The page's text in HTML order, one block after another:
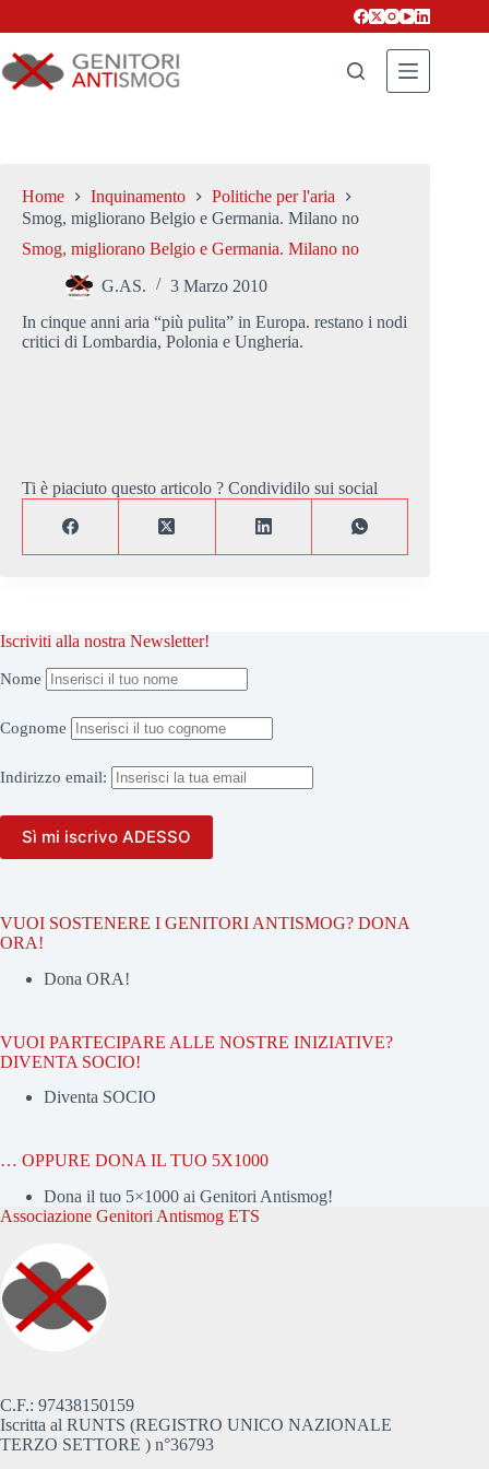
Home Inquinamento
Politiche per l'aria
Smog, migliorano Belgio e Germania. Milano no
Smog, migliorano Belgio e Germania. Milano no
G.AS.
3 Marzo 2010
In cinque anni aria “più pulita” in Europa. restano i nodi
critici di Lombardia, Polonia e Ungheria.
Ti è piaciuto questo articolo ? Condividilo sui social
Iscriviti alla nostra Newsletter!
Nome
Cognome
Indirizzo email:
VUOI SOSTENERE I GENITORI ANTISMOG? DONA
ORA!
Dona ORA!
VUOI PARTECIPARE ALLE NOSTRE INIZIATIVE?
DIVENTA SOCIO!
Diventa SOCIO
… OPPURE DONA IL TUO 5X1000
Dona il tuo 5×1000 ai Genitori Antismog!
Associazione Genitori Antismog ETS
C.F.: 97438150159
Iscritta al RUNTS (REGISTRO UNICO NAZIONALE
TERZO SETTORE ) n°36793